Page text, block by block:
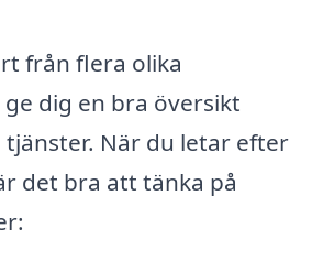
från flera olika
dig en bra översikt
När du letar efter
det bra att tänka på